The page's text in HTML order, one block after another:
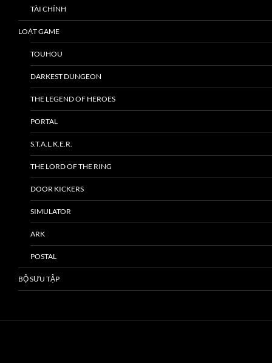
TÀI CHÍNH
LOẠT GAME
TOUHOU
DARKEST DUNGEON
THE LEGEND OF HEROES
PORTAL
S.T.A.L.K.E.R.
THE LORD OF THE RING
DOOR KICKERS
SIMULATOR
ARK
POSTAL
BỘ SƯU TẬP